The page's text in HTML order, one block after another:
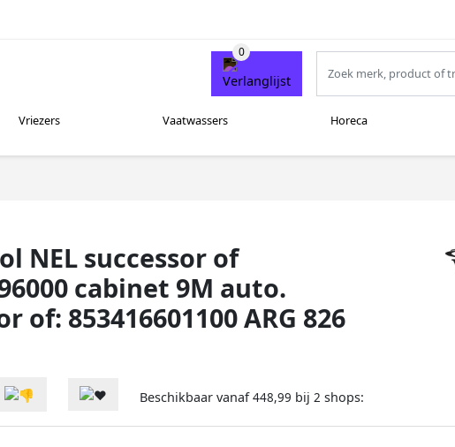
Vriezers Vaatwassers Horeca
NEL successor of
cabinet 9M auto.
of: 853416601100 ARG 826
Beschikbaar vanaf448,99 bij 2 shops: